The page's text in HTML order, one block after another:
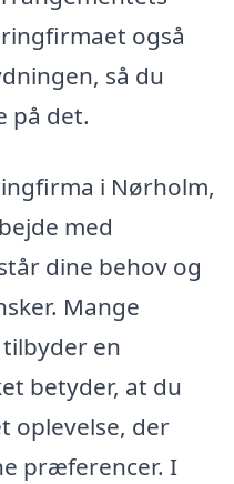
også
så du
på det.
i Nørholm,
med
dine behov og
Mange
en
betyder, at du
oplevelse, der
præferencer. I